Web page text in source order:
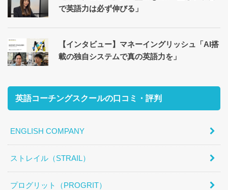
で英語力は必ず伸びる」
【インタビュー】マネーイングリッシュ「AI搭
載の独自システムで真の英語力を」
英語コーチングスクールの口コミ・評判
ENGLISH COMPANY
ストレイル（STRAIL）
プログリット（PROGRIT）